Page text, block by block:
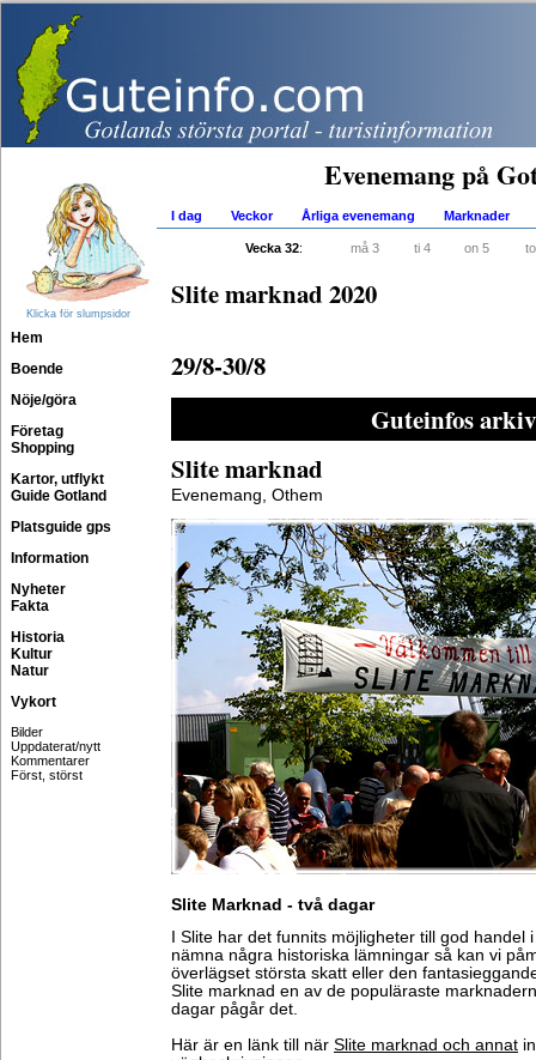
Klicka för slumpsidor
Hem
Boende
Nöje/göra
Företag
Shopping
Kartor, utflykt
Guide Gotland
Platsguide gps
Information
Nyheter
Fakta
Historia
Kultur
Natur
Vykort
Bilder
Uppdaterat/nytt
Kommentarer
Först, störst
Evenemang på
I dag Veckor Årliga evenemang Marknader
Vecka 32: må 3 ti 4 on 5
Slite marknad 2020
29/8-30/8
Guteinfos arkiv
Slite marknad
Evenemang, Othem
Slite Marknad - två dagar
I Slite har det funnits möjligheter till god handel
nämna några historiska lämningar så kan vi
överlägset största skatt eller den
Slite marknad en av de populäraste
dagar pågår det.
Här är en länk till när Slite marknad och annat